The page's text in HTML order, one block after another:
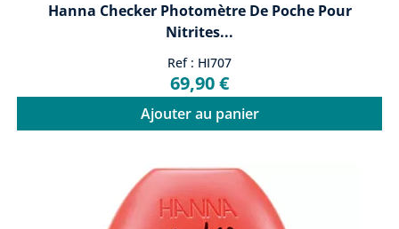
Hanna Checker Photomètre De Poche Pour
Nitrites...
Ref : HI707
69,90 €
Ajouter au panier